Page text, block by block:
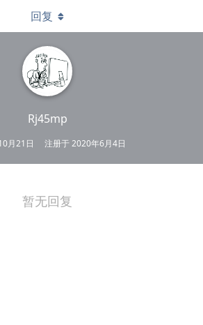
Rj45mp
月21日 注册于2020年6月4日
回复
暂无回复